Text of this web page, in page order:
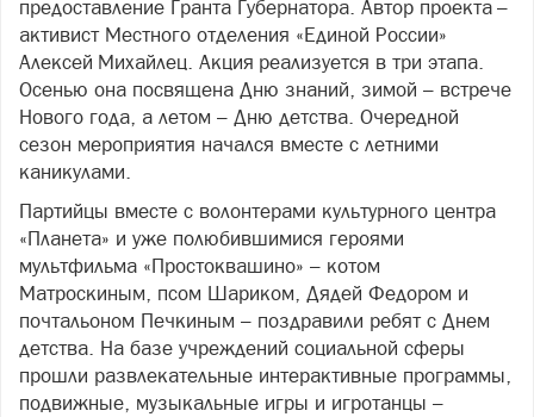
предоставление Гранта Губернатора. Автор проекта –
активист Местного отделения «Единой России»
Алексей Михайлец. Акция реализуется в три этапа.
Осенью она посвящена Дню знаний, зимой – встрече
Нового года, а летом – Дню детства. Очередной
сезон мероприятия начался вместе с летними
каникулами.
Партийцы вместе с волонтерами культурного центра
«Планета» и уже полюбившимися героями
мультфильма «Простоквашино» – котом
Матроскиным, псом Шариком, Дядей Федором и
почтальоном Печкиным – поздравили ребят с Днем
детства. На базе учреждений социальной сферы
прошли развлекательные интерактивные программы,
подвижные, музыкальные игры и игротанцы –